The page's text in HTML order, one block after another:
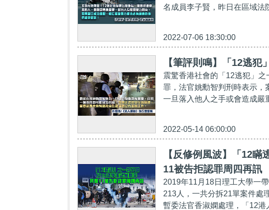
名成員李子賢，昨日在區域法
2022-07-06 18:30:00
【筆評則鳴】「12逃
震驚香港社會的「12逃犯」
罪，法官姚勳智判刑時表示，
一旦落入他人之手或會造成嚴
2022-05-14 06:00:00
【反修例風波】「12
11被告拒認罪周四再訊
2019年11月18日理工大學一
213人，一共分拆21單案件處
暫委法官香淑嫻處理，「12